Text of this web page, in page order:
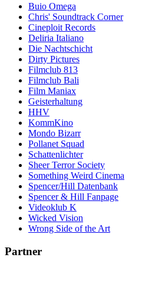
Buio Omega
Chris' Soundtrack Corner
Cineploit Records
Deliria Italiano
Die Nachtschicht
Dirty Pictures
Filmclub 813
Filmclub Bali
Film Maniax
Geisterhaltung
HHV
KommKino
Mondo Bizarr
Pollanet Squad
Schattenlichter
Sheer Terror Society
Something Weird Cinema
Spencer/Hill Datenbank
Spencer & Hill Fanpage
Videoklub K
Wicked Vision
Wrong Side of the Art
Partner